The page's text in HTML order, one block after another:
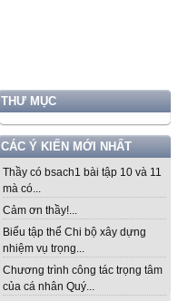
THƯ MỤC
CÁC Ý KIẾN MỚI NHẤT
Thầy có bsach1 bài tập 10 và 11
mà có...
Cảm ơn thầy!...
Biểu tập thể Chi bộ xây dựng
nhiệm vụ trọng...
Chương trình công tác trọng tâm
của cá nhân Quý...